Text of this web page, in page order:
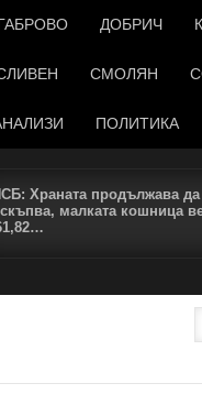
ДОБРИЧ
СМОЛЯН
ПОЛИТИКА
Храната продължава да
малката кошница